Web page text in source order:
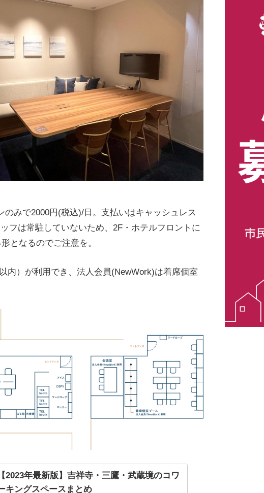
のみで2000円(税込)/日。支払いはキャッシュレス
フは常駐していないため、2F・ホテルフロントに
となるのでご注意を。
内）が利用でき、法人会員(NewWork)は着席個室
【2023年最新版】吉祥寺・三鷹・武蔵境のコワ
キングスペースまとめ